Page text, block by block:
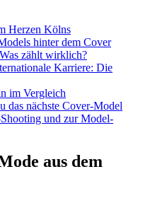
Herzen Kölns
hinter dem Cover
zählt wirklich?
Karriere: Die
im Vergleich
das nächste Cover-Model
und zur Model-
aus dem